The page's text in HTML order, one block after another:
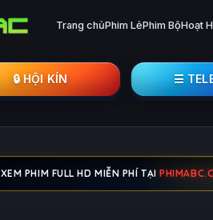
Trang chủPhim LẻPhim BộHoạt
🔒︎ HỘI KÍN ☰
XEM PHIM FULL HD MIỄN PHÍ TẠI